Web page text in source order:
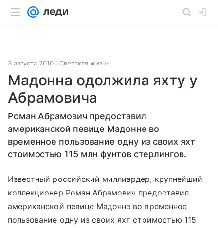
3 августа 2010 Светская жизнь
Мадонна одолжила яхту у
Абрамовича
Роман Абрамович предоставил
американской певице Мадонне во
временное пользование одну из своих яхт
стоимостью 115 млн фунтов стерлингов.
Известный российский миллиардер, крупнейший
коллекционер Роман Абрамович предоставил
американской певице Мадонне во временное
пользование одну из своих яхт стоимостью 115